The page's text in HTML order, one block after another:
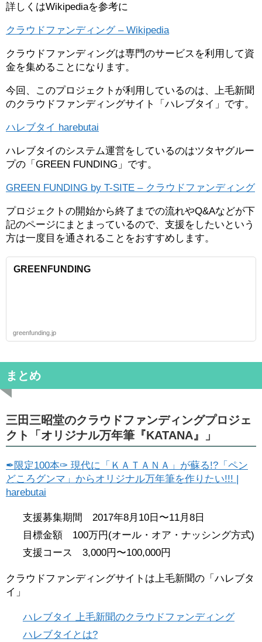
詳しくはWikipediaを参考に
クラウドファンディング – Wikipedia
クラウドファンディングは専門のサービスを利用して資
金を集めることになります。
今回、このプロジェクトが利用しているのは、上毛新聞
のクラウドファンディングサイト「ハレブタイ」です。
ハレブタイ harebutai
ハレブタイのシステム運営をしているのはツタヤグルー
プの「GREEN FUNDING」です。
GREEN FUNDING by T-SITE – クラウドファンディング
プロジェクトの開始から終了までの流れやQ&Aなどが下
記のページにまとまっているので、支援をしたいという
方は一度目を通されることをおすすめします。
GREENFUNDING
greenfunding.jp
まとめ
三田三昭堂のクラウドファンディングプロジェ
クト「オリジナル万年筆『KATANA』」
✒限定100本✑ 現代に「ＫＡＴＡＮＡ」が蘇る!?「ペン
どころグンマ」からオリジナル万年筆を作りたい!!! |
harebutai
支援募集期間 2017年8月10日〜11月8日
目標金額 100万円(オール・オア・ナッシング方式)
支援コース 3,000円〜100,000円
クラウドファンディングサイトは上毛新聞の「ハレブタ
イ」
ハレブタイ 上毛新聞のクラウドファンディング
ハレブタイとは?